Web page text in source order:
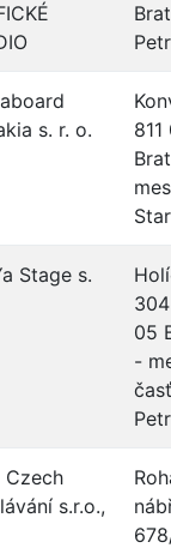
s. r. o.
811
Stage s.
05
-
časť
Czech
s.r.o.,